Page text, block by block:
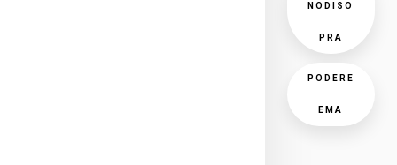
NODISO
PRA
PODERE
EMA